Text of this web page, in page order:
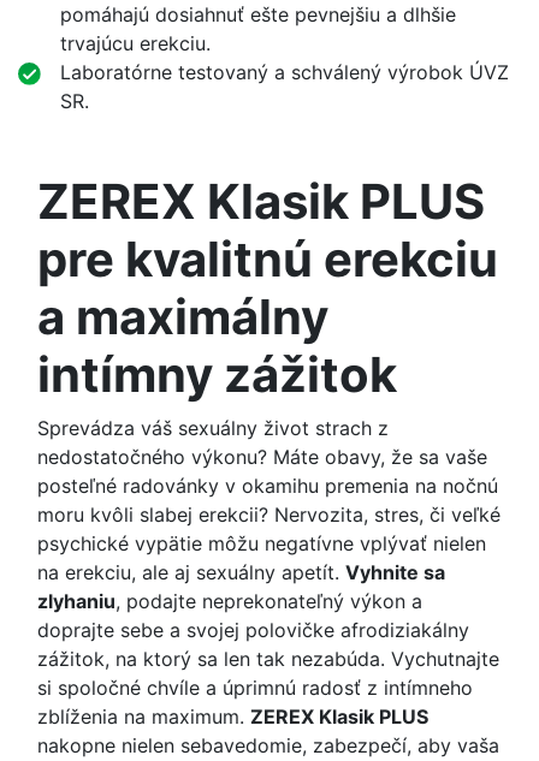
pomáhajú dosiahnuť ešte pevnejšiu a dlhšie
trvajúcu erekciu.
Laboratórne testovaný a schválený výrobok ÚVZ
SR.
ZEREX Klasik PLUS
pre kvalitnú erekciu
a maximálny
intímny zážitok
Sprevádza váš sexuálny život strach z
nedostatočného výkonu? Máte obavy, že sa vaše
posteľné radovánky v okamihu premenia na nočnú
moru kvôli slabej erekcii? Nervozita, stres, či veľké
psychické vypätie môžu negatívne vplývať nielen
na erekciu, ale aj sexuálny apetít. Vyhnite sa
zlyhaniu, podajte neprekonateľný výkon a
doprajte sebe a svojej polovičke afrodiziakálny
zážitok, na ktorý sa len tak nezabúda. Vychutnajte
si spoločné chvíle a úprimnú radosť z intímneho
zblíženia na maximum. ZEREX Klasik PLUS
nakopne nielen sebavedomie, zabezpečí, aby vaša